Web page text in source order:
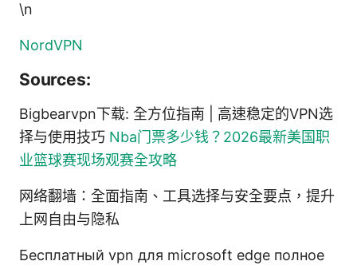
\n
NordVPN
Sources:
Bigbearvpn下载: 全方位指南 | 高速稳定的VPN选
择与使用技巧 Nba门票多少钱？2026最新美国职
业篮球赛现场观赛全攻略
网络翻墙：全面指南、工具选择与安全要点，提升
上网自由与隐私
Бесплатный vpn для microsoft edge полное